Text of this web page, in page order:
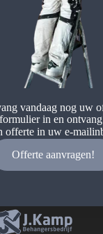
vandaag nog uw
in en
offerte in uw e-
Offerte aanvragen!